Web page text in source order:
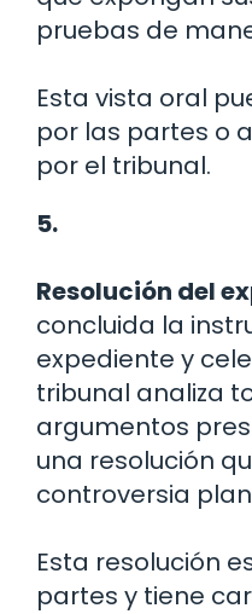
pruebas de
Esta vista oral
por las partes o
por el tribunal.
5.
Resolución del
concluida la
expediente y
tribunal analiza
argumentos
una resolución
controversia
Esta resolución
partes y tiene